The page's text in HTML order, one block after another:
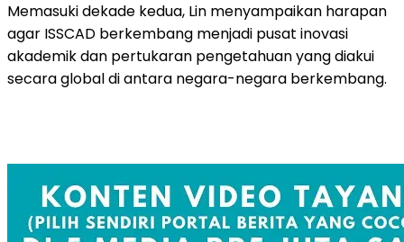
Memasuki dekade kedua, Lin menyampaikan harapan
agar ISSCAD berkembang menjadi pusat inovasi
akademik dan pertukaran pengetahuan yang diakui
secara global di antara negara-negara berkembang.